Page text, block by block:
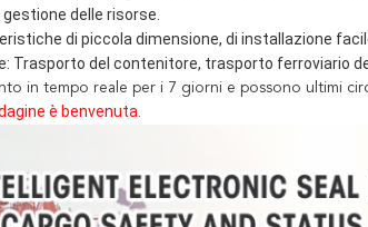
delle risorse.
di piccola dimensione, di installazione
Trasporto del contenitore, trasporto ferroviario
in tempo reale per i 7 giorni e possono ultimi
è benvenuta.